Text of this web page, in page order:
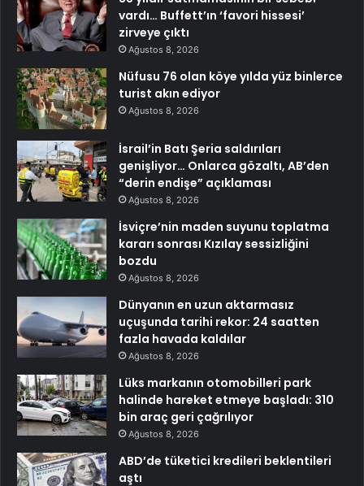
vardı… Buffett’ın ‘favori hissesi’
zirveye çıktı
Ağustos 8, 2026
Nüfusu 76 olan köye yılda yüz binlerce
turist akın ediyor
Ağustos 8, 2026
İsrail’in Batı Şeria saldırıları
genişliyor… Onlarca gözaltı, AB’den
“derin endişe” açıklaması
Ağustos 8, 2026
İsviçre’nin maden suyunu toplatma
kararı sonrası Kızılay sessizliğini
bozdu
Ağustos 8, 2026
Dünyanın en uzun aktarmasız
uçuşunda tarihi rekor: 24 saatten
fazla havada kaldılar
Ağustos 8, 2026
Lüks markanın otomobilleri park
halinde hareket etmeye başladı: 310
bin araç geri çağrılıyor
Ağustos 8, 2026
ABD’de tüketici kredileri beklentileri
aştı